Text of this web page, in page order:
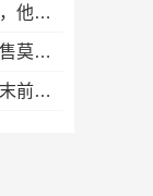
米体：阿斯拉尼因伤未随国米去亚洲，他早已不在球队的未来计划中
阿斯：马竞为了引进罗梅罗，计划出售莫利纳、鲁杰里、阿尔马达
记者：阿劳霍今日将与队友告别，周末前往英格兰租借加盟利物浦